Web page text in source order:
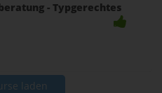
- Typgerechtes
laden